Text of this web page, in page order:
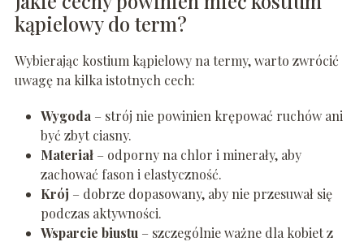
kąpielowy do term?
Wybierając kostium kąpielowy na termy, warto zwrócić
uwagę na kilka istotnych cech:
Wygoda – strój nie powinien krępować ruchów ani
być zbyt ciasny.
Materiał– odporny na chlor i minerały, aby
zachować fason i elastyczność.
Krój – dobrze dopasowany, aby nie przesuwał się
podczas aktywności.
Wsparcie biustu – szczególnie ważne dla kobiet z